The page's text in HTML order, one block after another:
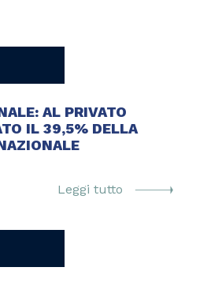
AL PRIVATO
IL 39,5% DELLA
Leggi tutto